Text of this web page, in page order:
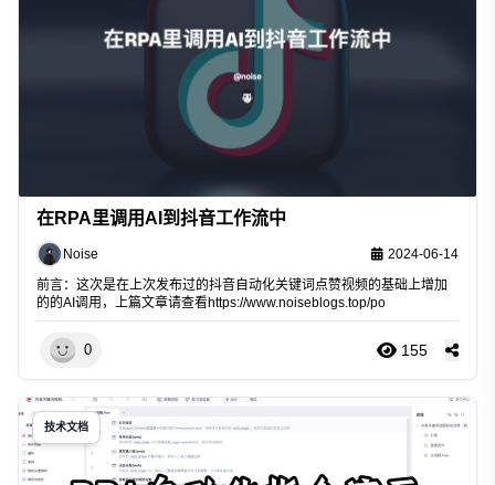
在RPA里调用AI到抖音工作流中
Noise
2024-06-14
前言：这次是在上次发布过的抖音自动化关键词点赞视频的基础上增加
的的AI调用，上篇文章请查看https://www.noiseblogs.top/po
0 155
技术文档